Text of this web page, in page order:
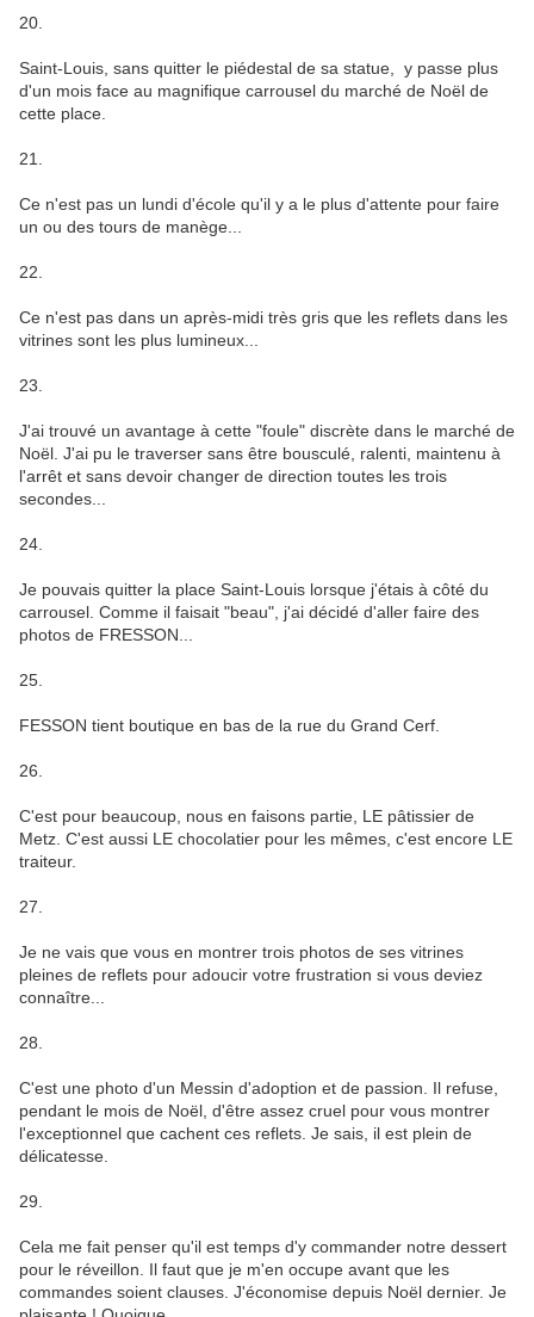
20.
Saint-Louis, sans quitter le piédestal de sa statue, y passe plus
d'un mois face au magnifique carrousel du marché de Noël de
cette place.
21.
Ce n'est pas un lundi d'école qu'il y a le plus d'attente pour faire
un ou des tours de manège...
22.
Ce n'est pas dans un après-midi très gris que les reflets dans les
vitrines sont les plus lumineux...
23.
J'ai trouvé un avantage à cette "foule" discrète dans le marché de
Noël. J'ai pu le traverser sans être bousculé, ralenti, maintenu à
l'arrêt et sans devoir changer de direction toutes les trois
secondes...
24.
Je pouvais quitter la place Saint-Louis lorsque j'étais à côté du
carrousel. Comme il faisait "beau", j'ai décidé d'aller faire des
photos de FRESSON...
25.
FESSON tient boutique en bas de la rue du Grand Cerf.
26.
C'est pour beaucoup, nous en faisons partie, LE pâtissier de
Metz. C'est aussi LE chocolatier pour les mêmes, c'est encore LE
traiteur.
27.
Je ne vais que vous en montrer trois photos de ses vitrines
pleines de reflets pour adoucir votre frustration si vous deviez
connaître...
28.
C'est une photo d'un Messin d'adoption et de passion. Il refuse,
pendant le mois de Noël, d'être assez cruel pour vous montrer
l'exceptionnel que cachent ces reflets. Je sais, il est plein de
délicatesse.
29.
Cela me fait penser qu'il est temps d'y commander notre dessert
pour le réveillon. Il faut que je m'en occupe avant que les
commandes soient clauses. J'économise depuis Noël dernier. Je